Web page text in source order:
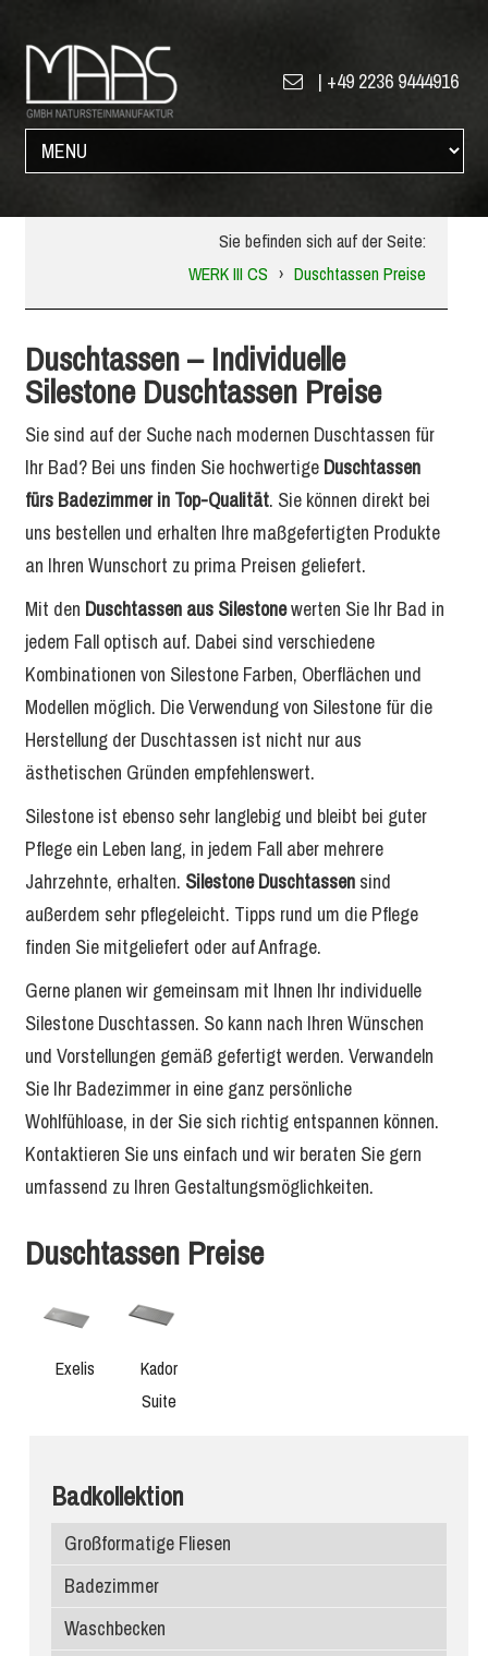
| +49 2236 9444916
Sie befinden sich auf der Seite:
WERK III CS › Duschtassen Preise
Duschtassen – Individuelle
Silestone Duschtassen Preise
Sie sind auf der Suche nach modernen Duschtassen für
Ihr Bad? Bei uns finden Sie hochwertigeDuschtassen
fürs Badezimmer in Top-Qualität. Sie können direkt bei
uns bestellen und erhalten Ihre maßgefertigten Produkte
an Ihren Wunschort zu prima Preisen geliefert.
Mit den Duschtassen aus Silestonewerten Sie Ihr Bad in
jedem Fall optisch auf. Dabei sind verschiedene
Kombinationen von Silestone Farben, Oberflächen und
Modellen möglich. Die Verwendung von Silestone für die
Herstellung der Duschtassen ist nicht nur aus
ästhetischen Gründen empfehlenswert.
Silestone ist ebenso sehr langlebig und bleibt bei guter
Pflege ein Leben lang, in jedem Fall aber mehrere
Jahrzehnte, erhalten. Silestone Duschtassen sind
außerdem sehr pflegeleicht. Tipps rund um die Pflege
finden Sie mitgeliefert oder auf Anfrage.
Gerne planen wir gemeinsam mit Ihnen Ihr individuelle
Silestone Duschtassen. So kann nach Ihren Wünschen
und Vorstellungen gemäß gefertigt werden. Verwandeln
Sie Ihr Badezimmer in eine ganz persönliche
Wohlfühloase, in der Sie sich richtig entspannen können.
Kontaktieren Sie uns einfach und wir beraten Sie gern
umfassend zu Ihren Gestaltungsmöglichkeiten.
Duschtassen Preise
Exelis
Kador
Suite
Badkollektion
Großformatige Fliesen
Badezimmer
Waschbecken